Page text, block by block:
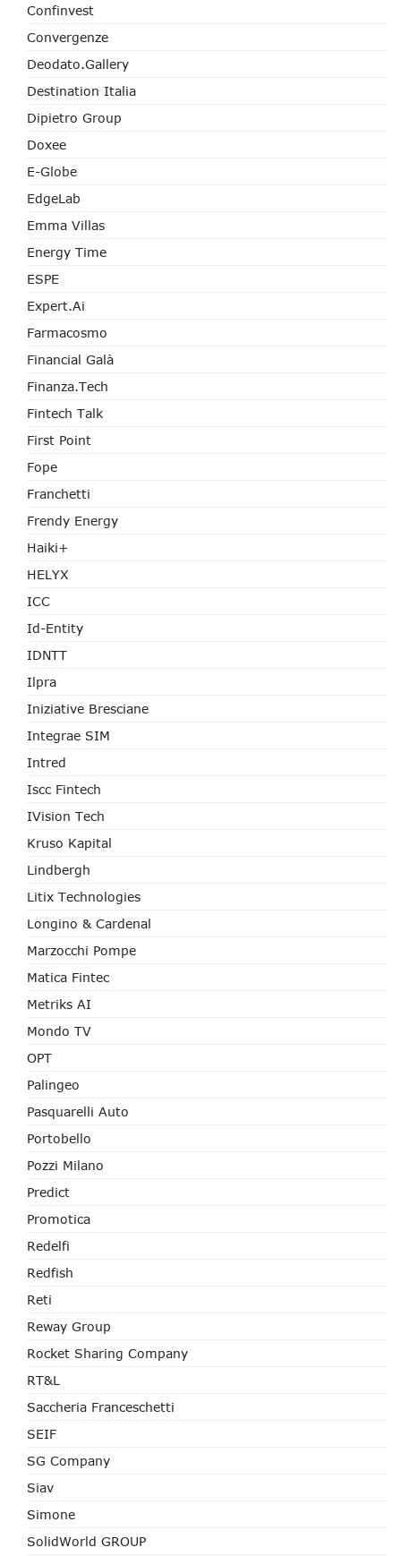
Confinvest
Convergenze
Deodato.Gallery
Destination Italia
Dipietro Group
Doxee
E-Globe
EdgeLab
Emma Villas
Energy Time
ESPE
Expert.ai
Farmacosmo
Financial Galà
Finanza.tech
Fintech Talk
First Point
Fope
Franchetti
Frendy Energy
Haiki+
HELYX
ICC
Id-Entity
IDNTT
Ilpra
Iniziative Bresciane
Integrae SIM
Intred
Iscc Fintech
IVision Tech
Kruso Kapital
Lindbergh
Litix Technologies
Longino & Cardenal
Marzocchi Pompe
Matica Fintec
Metriks AI
Mondo TV
OPT
Palingeo
Pasquarelli Auto
Portobello
Pozzi Milano
Predict
Promotica
Redelfi
Redfish
Reti
Reway Group
Rocket Sharing Company
RT&L
Saccheria Franceschetti
SEIF
SG Company
Siav
Simone
SolidWorld GROUP